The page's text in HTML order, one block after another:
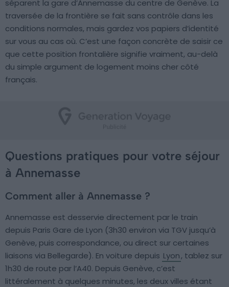
séparent la gare d’Annemasse du centre de Genève. La
traversée de la frontière se fait sans contrôle dans les
conditions normales, mais gardez vos papiers d’identité
sur vous au cas où. C’est une façon concrète de saisir ce
que cette position frontalière signifie vraiment, au-delà
du simple argument de logement moins cher côté
français.
Questions pratiques pour votre séjour
à Annemasse
Comment aller à Annemasse ?
Annemasse est desservie directement par le train
depuis Paris Gare de Lyon (3h30 environ via TGV jusqu’à
Genève, puis correspondance, ou direct sur certaines
liaisons via Bellegarde). En voiture depuis Lyon, tablez sur
1h30 de route par l’A40. Depuis Genève, c’est
littéralement à quelques minutes, les deux villes étant